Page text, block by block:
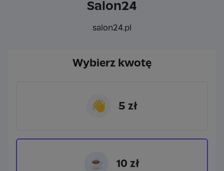
Salon24
salon24.pl
Wybierz kwotę
👋 5 zł
☕ 10 zł